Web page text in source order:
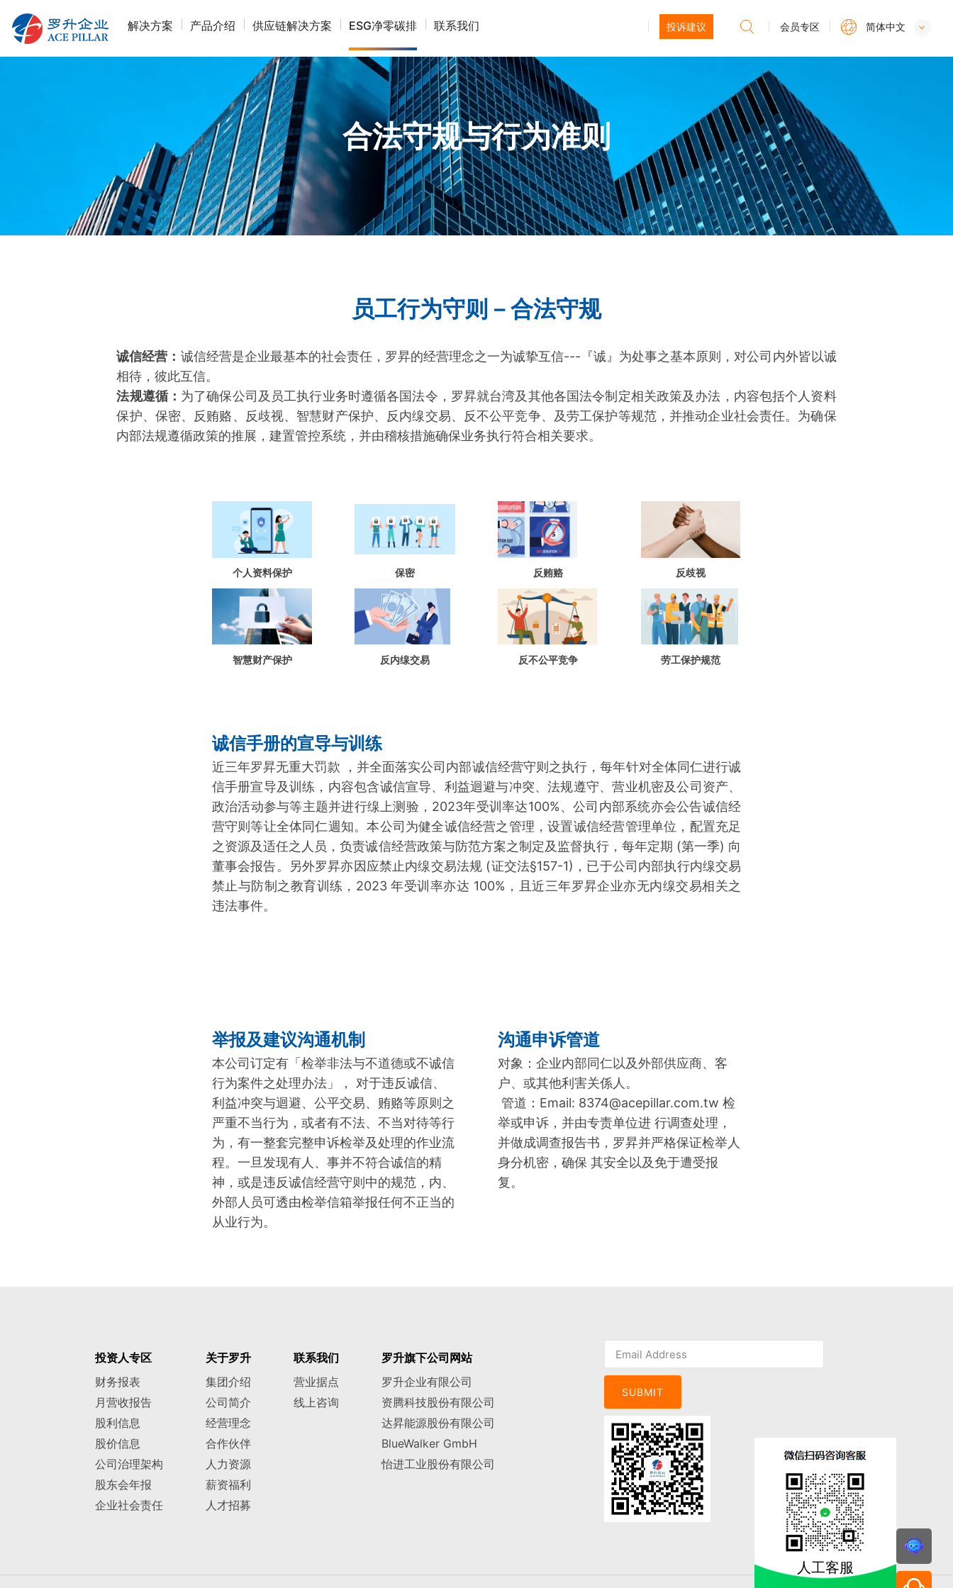
解决方案 产品介绍 供应链解决方案 ESG净零碳排 联系我们 投诉建议 会员专区 简体中文
合法守规与行为准则
员工行为守则－合法守规
诚信经营： 诚信经营是企业最基本的社会责任，罗昇的经营理念之一为诚挚互信---『诚』为处事之基本原则，对公司内外皆以诚
相待，彼此互信。
法规遵循： 为了确保公司及员工执行业务时遵循各国法令，罗昇就台湾及其他各国法令制定相关政策及办法，内容包括个人资料
保护、保密、反贿赂、反歧视、智慧财产保护、反内缐交易、反不公平竞争、及劳工保护等规范，并推动企业社会责任。为确保
内部法规遵循政策的推展，建置管控系统，并由稽核措施确保业务执行符合相关要求。
个人资料保护 保密 反贿赂 反歧视
智慧财产保护 反内缐交易 反不公平竞争 劳工保护规范
诚信手册的宣导与训练
近三年罗昇无重大罚款 ，并全面落实公司内部诚信经营守则之执行，每年针对全体同仁进行诚
信手册宣导及训练，内容包含诚信宣导、利益迴避与冲突、法规遵守、营业机密及公司资产、
政治活动参与等主题并进行缐上测验，2023年受训率达100%、公司内部系统亦会公告诚信经
营守则等让全体同仁週知。本公司为健全诚信经营之管理，设置诚信经营管理单位，配置充足
之资源及适任之人员，负责诚信经营政策与防范方案之制定及监督执行，每年定期 (第一季) 向
董事会报告。另外罗昇亦因应禁止内缐交易法规 (证交法§157-1)，已于公司内部执行内缐交易
禁止与防制之教育训练，2023 年受训率亦达 100%，且近三年罗昇企业亦无内缐交易相关之
违法事件。
举报及建议沟通机制
本公司订定有「检举非法与不道德或不诚信
行为案件之处理办法」， 对于违反诚信、
利益冲突与迴避、公平交易、贿赂等原则之
严重不当行为，或者有不法、不当对待等行
为，有一整套完整申诉检举及处理的作业流
程。一旦发现有人、事并不符合诚信的精
神，或是违反诚信经营守则中的规范，内、
外部人员可透由检举信箱举报任何不正当的
从业行为。
沟通申诉管道
对象：企业内部同仁以及外部供应商、客
户、或其他利害关係人。
管道：Email: 8374@acepillar.com.tw 检
举或申诉，并由专责单位进 行调查处理，
并做成调查报告书，罗昇并严格保证检举人
身分机密，确保 其安全以及免于遭受报
复。
投资人专区
财务报表
月营收报告
股利信息
股价信息
公司治理架构
股东会年报
企业社会责任
关于罗升
集团介绍
公司简介
经营理念
合作伙伴
人力资源
薪资福利
人才招募
联系我们
营业据点
线上咨询
罗升旗下公司网站
罗升企业有限公司
资腾科技股份有限公司
达昇能源股份有限公司
BlueWalker GmbH
怡进工业股份有限公司
SUBMIT
人工客服